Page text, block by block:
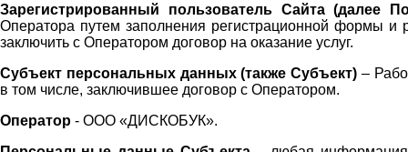
Зарегистрированный пользователь Сайта (далее
Оператора путем заполнения регистрационной формы и
заключить с Оператором договор на оказание услуг.
Субъект персональных данных (также Субъект) –
в том числе, заключившее договор с Оператором.
Оператор - ООО «ДИСКОБУК».